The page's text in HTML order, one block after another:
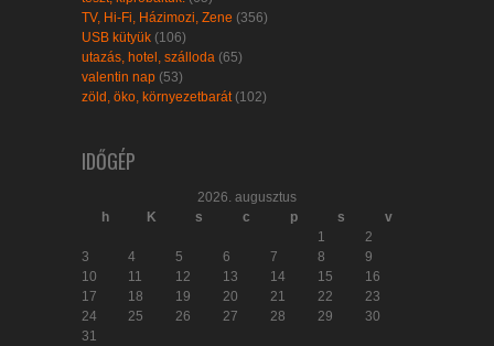
TV, Hi-Fi, Házimozi, Zene (356)
USB kütyük (106)
utazás, hotel, szálloda (65)
valentin nap (53)
zöld, öko, környezetbarát(102)
IDŐGÉP
2026. augusztus
h
K s c p s
v
1
2
3
4 5 6 7 8
9
10
11 12 13 14 15
16
17
18 19 20 21 22
23
24
25 26 27 28 29
30
31